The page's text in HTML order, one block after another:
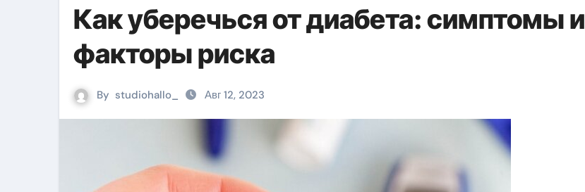
Как уберечься от диабета: симптомы и
факторы риска
By studiohallo_ Авг 12, 2023